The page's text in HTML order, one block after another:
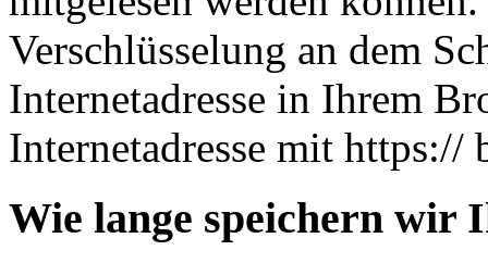
Verschlüsselung an dem
Internetadresse in Ihrem
Internetadresse mit
Wie lange speichern wir